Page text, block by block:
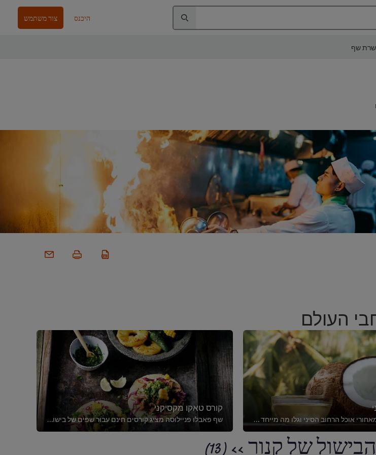
היכנס צור משתמש
שף
העולם
היכנסו לתרבות שמאחורי אוכל הרחוב הסיני וגלו מה מייחד את הבישול הסיני עם קורס בנושא מוקפץ סיני.
קורס טאקו מקסיקני
שף פאבלו פניילוסה מציג קורסים חינם עבור שפים של בישול מקסיקני וטאקו. בשלו חגיגה חריפה עם טיפים וטכניקות ייחודיות!
של קנור >> (13)